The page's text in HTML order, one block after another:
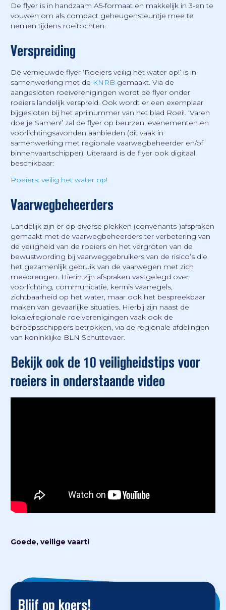
De flyer is in handzaam A5-formaat en makkelijk in 3-en te
vouwen om als compact geheugensteuntje mee te
nemen tijdens roeitochten.
Verspreiding
De vernieuwde flyer ‘Roeiers veilig het water op!’ is in
samenwerking met de KNRB gemaakt. Via de
aangesloten roeiverenigingen wordt de flyer onder
roeiers landelijk verspreid. Ook wordt er een exemplaar
bijgesloten bij het aprilnummer van het blad Roei!. ‘Varen
doe je Samen!’ zal de flyer op beurzen, evenementen en
voorlichtingsavonden aanbieden (dit vaak in
samenwerking met regionale vaarwegbeheerder en/of
binnenvaartschipper). Uiteraard is de flyer ook digitaal
beschikbaar:
Roeiers: veilig het water op!
Vaarwegbeheerders
Landelijk zijn er op diverse plekken (convenants-)afspraken
gemaakt met de vaarwegbeheerders ter verbetering van
de veiligheid van de roeiers en het vergroten van de
bewustwording bij vaarweggebruikers van de risico’s die
het gezamenlijk gebruik van de vaarwegen met zich
meebrengen. Hierin zijn afspraken vastgelegd over
voorlichting, communicatie, kennis vaarregels,
zichtbaarheid op het water, maar ook het bespreekbaar
maken van gevaarlijke situaties. Hierbij zijn naast de
lokale/regionale roeiverenigingen vaak ook de
beroepsschippers betrokken, via de regionale afdelingen
van koninklijke BLN Schuttevaer.
Bekijk ook de 10 veiligheidstips voor
roeiers in onderstaande video
Goede, veilige vaart!
Blijf op koers!